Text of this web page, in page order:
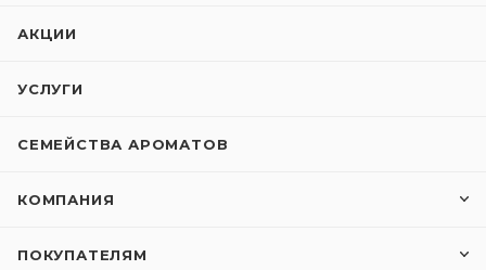
АКЦИИ
УСЛУГИ
СЕМЕЙСТВА АРОМАТОВ
КОМПАНИЯ
ПОКУПАТЕЛЯМ